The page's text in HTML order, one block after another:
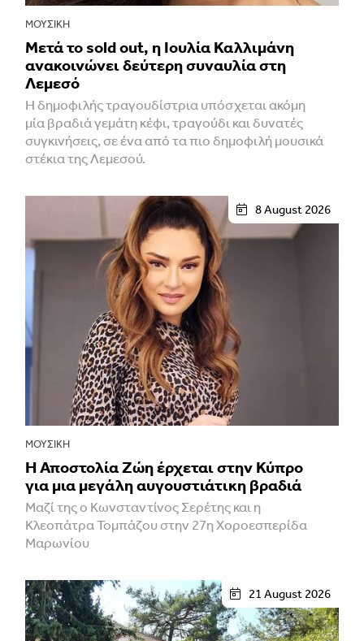
ΜΟΥΣΙΚΉ
Μετά το sold out, η Ιουλία Καλλιμάνη
ανακοινώνει δεύτερη συναυλία στη
Λεμεσό
H δημοφιλής τραγουδίστρια υπόσχεται ακόμη
μία βραδιά γεμάτη κέφι, τραγούδι και δυνατές
συγκινήσεις, σε ένα από τα πιο δημοφιλή μουσικά
στέκια της Λεμεσού.
8 August 2026
ΜΟΥΣΙΚΉ
Η Αποστολία Ζώη έρχεται στην Κύπρο
για μια μεγάλη αυγουστιάτικη βραδιά
Μαζί της ο Κωνσταντίνος Σερέτης και η
Κλεοπάτρα Τομπάζου στην 27η Χοροεσπερίδα
Μαρωνίου
21 August 2026